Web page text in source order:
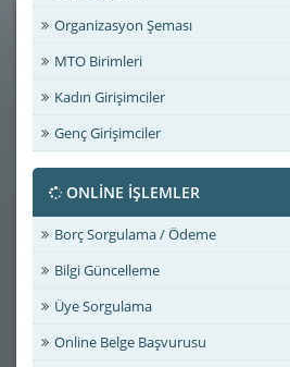
Organizasyon Şeması
MTO Birimleri
Kadın Girişimciler
Genç Girişimciler
ONLİNE İŞLEMLER
Borç Sorgulama / Ödeme
Bilgi Güncelleme
Üye Sorgulama
Online Belge Başvurusu